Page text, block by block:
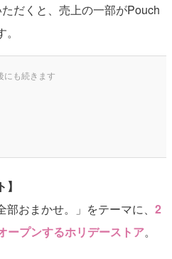
だくと、売上の一部がPouch
部おまかせ。」をテーマに、 2
ープンするホリデーストア。